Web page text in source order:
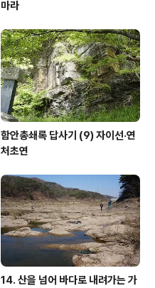
마라
함안총쇄록 답사기 (9) 자이선·연
처초연
14. 산을 넘어 바다로 내려가는 가